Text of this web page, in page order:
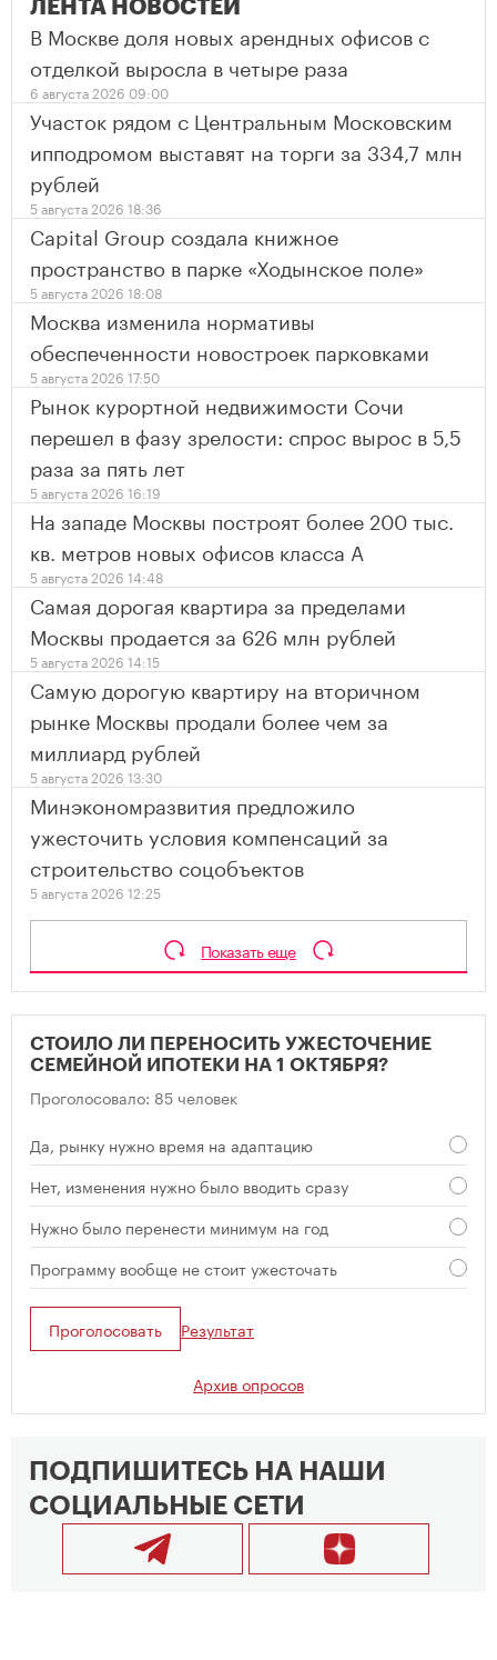
ЛЕНТА НОВОСТЕЙ
В Москве доля новых арендных офисов с
отделкой выросла в четыре раза
6 августа 2026 09:00
Участок рядом с Центральным Московским
ипподромом выставят на торги за 334,7 млн
рублей
5 августа 2026 18:36
Capital Group создала книжное
пространство в парке «Ходынское поле»
5 августа 2026 18:08
Москва изменила нормативы
обеспеченности новостроек парковками
5 августа 2026 17:50
Рынок курортной недвижимости Сочи
перешел в фазу зрелости: спрос вырос в 5,5
раза за пять лет
5 августа 2026 16:19
На западе Москвы построят более 200 тыс.
кв. метров новых офисов класса А
5 августа 2026 14:48
Самая дорогая квартира за пределами
Москвы продается за 626 млн рублей
5 августа 2026 14:15
Самую дорогую квартиру на вторичном
рынке Москвы продали более чем за
миллиард рублей
5 августа 2026 13:30
Минэкономразвития предложило
ужесточить условия компенсаций за
строительство соцобъектов
5 августа 2026 12:25
Показать еще
СТОИЛО ЛИ ПЕРЕНОСИТЬ УЖЕСТОЧЕНИЕ
СЕМЕЙНОЙ ИПОТЕКИ НА 1 ОКТЯБРЯ?
Проголосовало: 85 человек
Да, рынку нужно время на адаптацию
Нет, изменения нужно было вводить сразу
Нужно было перенести минимум на год
Программу вообще не стоит ужесточать
Проголосовать Результат
Архив опросов
ПОДПИШИТЕСЬ НА НАШИ
СОЦИАЛЬНЫЕ СЕТИ